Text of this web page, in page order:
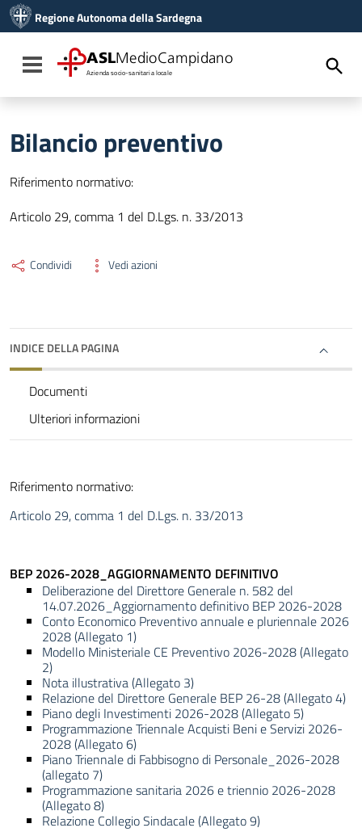
Vai al menu di navigazione
Vai al footer
Regione Autonoma della Sardegna
Toggle navigation
ASLMedioCampidano
Azienda socio-sanitaria locale
Bilancio preventivo
Riferimento normativo:
Articolo 29, comma 1 del D.Lgs. n. 33/2013
Condividi Vedi azioni
INDICE DELLA PAGINA
Documenti
Ulteriori informazioni
Riferimento normativo:
Articolo 29, comma 1 del D.Lgs. n. 33/2013
BEP 2026-2028_AGGIORNAMENTO DEFINITIVO
Deliberazione del Direttore Generale n. 582 del
14.07.2026_Aggiornamento definitivo BEP 2026-2028
Conto Economico Preventivo annuale e pluriennale 2026
2028 (Allegato 1)
Modello Ministeriale CE Preventivo 2026-2028 (Allegato
2)
Nota illustrativa (Allegato 3)
Relazione del Direttore Generale BEP 26-28 (Allegato 4)
Piano degli Investimenti 2026-2028 (Allegato 5)
Programmazione Triennale Acquisti Beni e Servizi 2026-
2028 (Allegato 6)
Piano Triennale di Fabbisogno di Personale_2026-2028
(allegato 7)
Programmazione sanitaria 2026 e triennio 2026-2028
(Allegato 8)
Relazione Collegio Sindacale (Allegato 9)